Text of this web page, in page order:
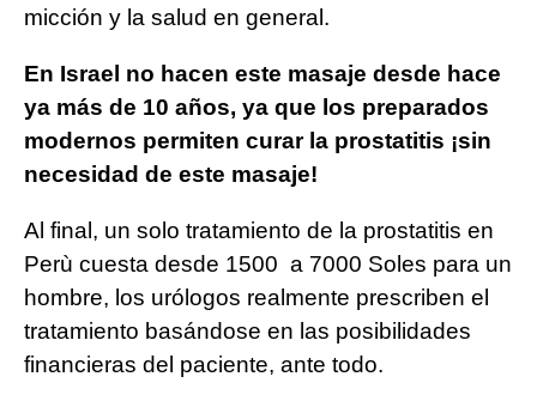
micción y la salud en general.
En Israel no hacen este masaje desde hace
ya más de 10 años, ya que los preparados
modernos permiten curar la prostatitis ¡sin
necesidad de este masaje!
Al final, un solo tratamiento de la prostatitis en
Perù cuesta desde 1500 a 7000 Soles para un
hombre, los urólogos realmente prescriben el
tratamiento basándose en las posibilidades
financieras del paciente, ante todo.